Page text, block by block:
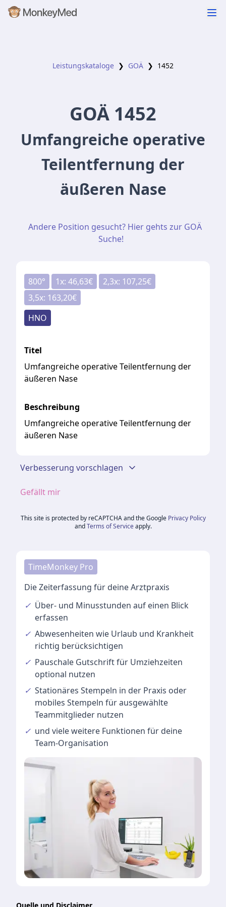
Leistungskataloge ❯ GOÄ ❯ 1452
GOÄ 1452
Umfangreiche operative
Teilentfernung der
äußeren Nase
Andere Position gesucht? Hier gehts zur GOÄ
Suche!
800° 1x: 46,63€ 2,3x: 107,25€
3,5x: 163,20€
HNO
Titel
Umfangreiche operative Teilentfernung der
äußeren Nase
Beschreibung
Umfangreiche operative Teilentfernung der
äußeren Nase
Verbesserung vorschlagen
Gefällt mir
This site is protected by reCAPTCHA and the Google Privacy Policy
and Terms of Service apply.
TimeMonkey Pro
Die Zeiterfassung für deine Arztpraxis
✓ Über- und Minusstunden auf einen Blick
erfassen
✓ Abwesenheiten wie Urlaub und Krankheit
richtig berücksichtigen
✓ Pauschale Gutschriftfür Umziehzeiten
optional nutzen
✓ Stationäres Stempeln in der Praxis oder
mobiles Stempeln für ausgewählte
Teammitglieder nutzen
✓ und vieleweitere Funktionen für deine
Team-Organisation